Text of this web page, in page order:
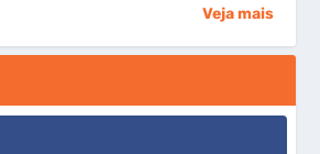
Veja mais